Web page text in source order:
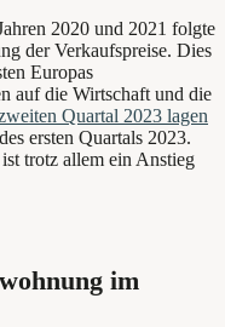
2020 und 2021 folgte
der Verkaufspreise. Dies
Europas
auf die Wirtschaft und die
Quartal 2023 lagen
ersten Quartals 2023.
trotz allem ein Anstieg
im